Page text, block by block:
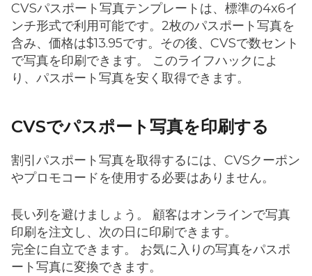
CVSパスポート写真テンプレートは、標準の4x6イ
ンチ形式で利用可能です。2枚のパスポート写真を
含み、価格は$13.95です。その後、CVSで数セント
で写真を印刷できます。 このライフハックによ
り、パスポート写真を安く取得できます。
CVSでパスポート写真を印刷する
割引パスポート写真を取得するには、CVSクーポン
やプロモコードを使用する必要はありません。
長い列を避けましょう。 顧客はオンラインで写真
印刷を注文し、次の日に印刷できます。
完全に自立できます。 お気に入りの写真をパスポ
ート写真に変換できます。